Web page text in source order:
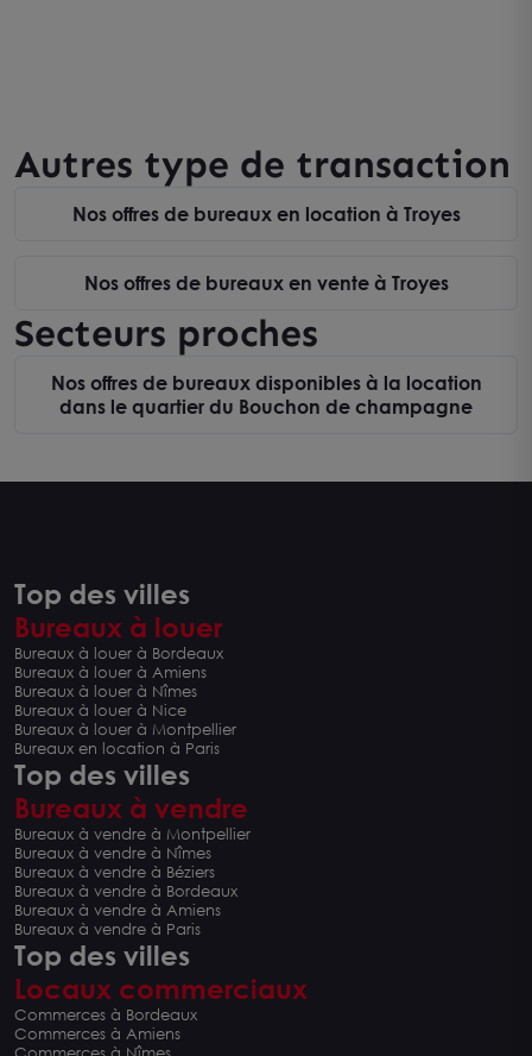
Autres type de transaction
Nos offres de bureaux en location à Troyes
Nos offres de bureaux en vente à Troyes
Secteurs proches
Nos offres de bureaux disponibles à la location
dans le quartier du Bouchon de champagne
Top des villes
Bureaux à louer
Bureaux à louer à Bordeaux
Bureaux à louer à Amiens
Bureaux à louer à Nîmes
Bureaux à louer à Nice
Bureaux à louer à Montpellier
Bureaux en location à Paris
Top des villes
Bureaux à vendre
Bureaux à vendre à Montpellier
Bureaux à vendre à Nîmes
Bureaux à vendre à Béziers
Bureaux à vendre à Bordeaux
Bureaux à vendre à Amiens
Bureaux à vendre à Paris
Top des villes
Locaux commerciaux
Commerces à Bordeaux
Commerces à Amiens